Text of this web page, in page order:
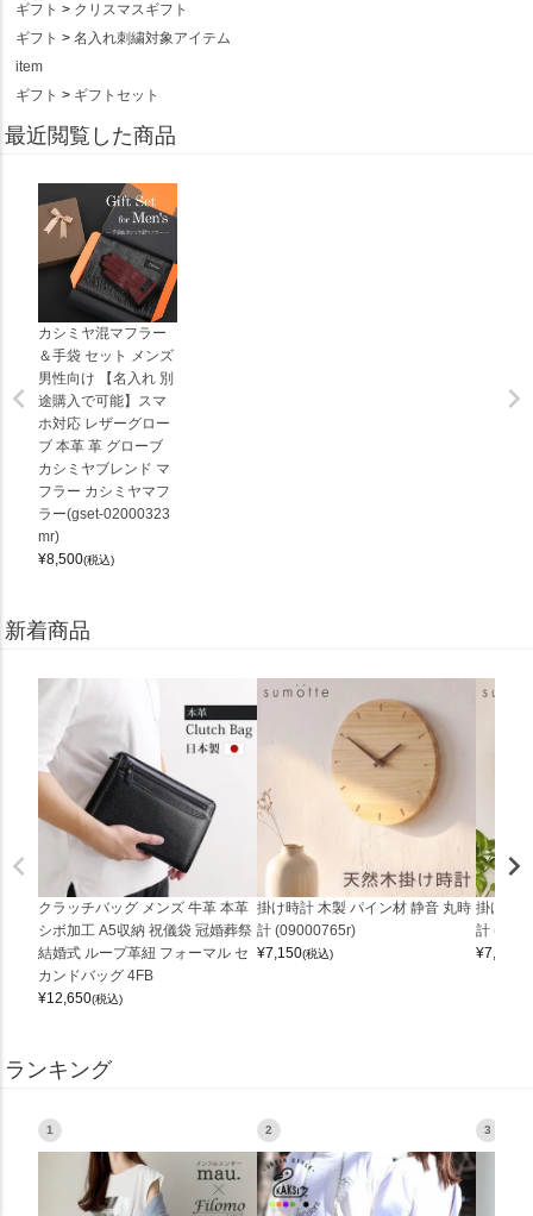
ギフト
クリスマスギフト
ギフト
名入れ刺繍対象アイテム
item
ギフト
ギフトセット
最近閲覧した商品
カシミヤ混マフラー
＆手袋 セット メンズ
男性向け 【名入れ 別
途購入で可能】スマ
ホ対応 レザーグロー
ブ 本革 革 グローブ
カシミヤブレンド マ
フラー カシミヤマフ
ラー(gset-02000323
mr)
¥8,500(税込)
新着商品
クラッチバッグ メンズ 牛革 本革
シボ加工 A5収納 祝儀袋 冠婚葬祭
結婚式 ループ革紐 フォーマル セ
カンドバッグ 4FB
¥12,650(税込)
掛け時計 木製 パイン材 静音 丸時
計 (09000765r)
¥7,150(税込)
掛け時
計
¥7,150
ランキング
1 2 3